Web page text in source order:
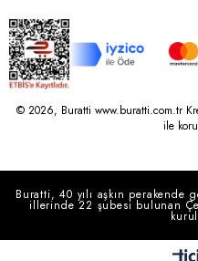
© 2026, Buratti www.buratti.com.tr
ile
Buratti, 40 yılı aşkın perakende
illerinde 22 şubesi bulunan